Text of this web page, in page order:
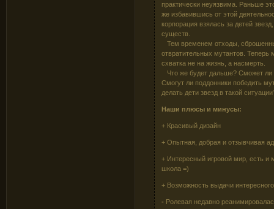
практически неуязвима. Раньше
же избавившись от этой
корпорация взялась за детей
существ.
Тем временем отходы,
отвратительных мутантов.
схватка не на жизнь, а насмерть.
Что же будет дальше? Сможет ли
Смогут ли поддонники победить
делать дети звезд в такой
Наши плюсы и минусы:
+ Красивый дизайн
+ Опытная, добрая и отзывчивая
+ Интересный игровой мир, есть и
школа =)
+ Возможность выдачи
- Ролевая недавно